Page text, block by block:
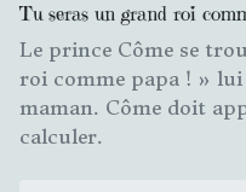
Tu seras un grand roi
Le prince Côme se
roi comme papa ! »
maman. Côme doit
calculer.